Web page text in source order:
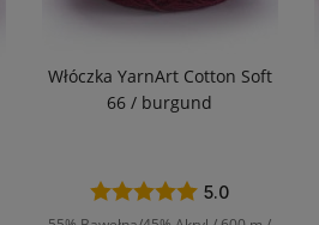
Włóczka YarnArt Cotton Soft
66 / burgund
5.0